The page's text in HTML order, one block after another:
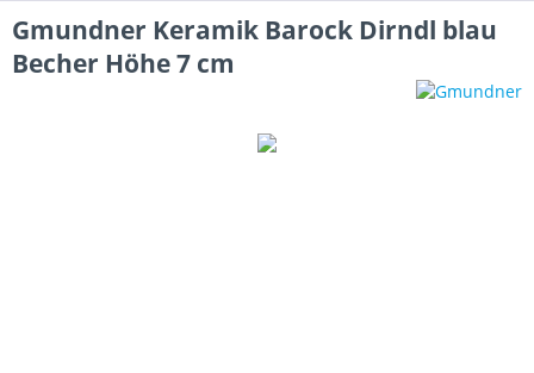
Gmundner Keramik Barock Dirndl blau
Becher Höhe 7 cm